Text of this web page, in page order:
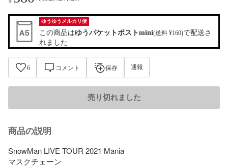
ゆうゆうメルカリ便
この商品はゆうパケットポストmini(送料 ¥160)で配送さ
れました
6 コメント 保存 通報
売り切れました
商品の説明
SnowMan LIVE TOUR 2021 Mania
マスクチェーン